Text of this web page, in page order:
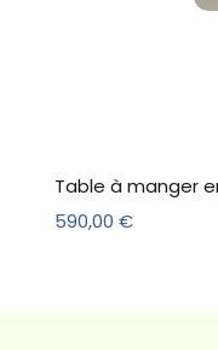
Table à manger
Prix
590,00 €